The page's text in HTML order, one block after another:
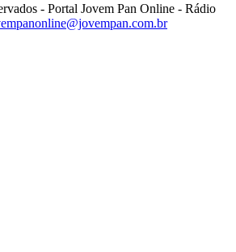
- Portal Jovem Pan Online - Rádio